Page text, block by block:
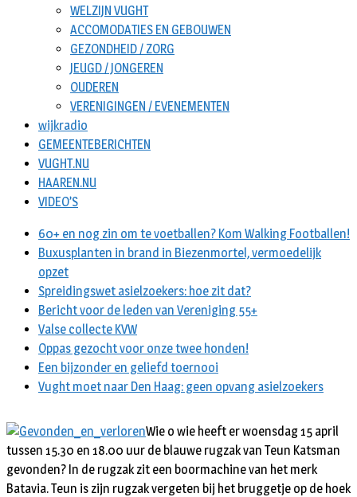
WELZIJN VUGHT
ACCOMODATIES EN GEBOUWEN
GEZONDHEID / ZORG
JEUGD / JONGEREN
OUDEREN
VERENIGINGEN / EVENEMENTEN
wijkradio
GEMEENTEBERICHTEN
VUGHT.NU
HAAREN.NU
VIDEO’S
60+ en nog zin om te voetballen? Kom Walking Footballen!
Buxusplanten in brand in Biezenmortel, vermoedelijk
opzet
Spreidingswet asielzoekers: hoe zit dat?
Bericht voor de leden van Vereniging 55+
Valse collecte KVW
Oppas gezocht voor onze twee honden!
Een bijzonder en geliefd toernooi
Vught moet naar Den Haag: geen opvang asielzoekers
Wie o wie heeft er woensdag 15 april
tussen 15.30 en 18.00 uur de blauwe rugzak van Teun Katsman
gevonden? In de rugzak zit een boormachine van het merk
Batavia. Teun is zijn rugzak vergeten bij het bruggetje op de hoek